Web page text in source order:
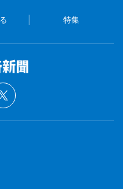
特集